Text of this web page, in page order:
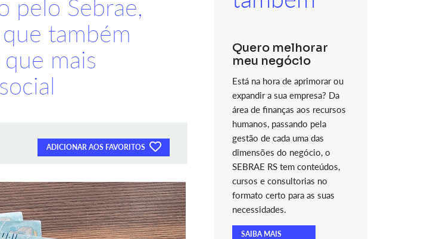
pelo Sebrae,
também
mais
ADICIONAR AOS FAVORITOS
Quero melhorar
meu negócio
Está na hora de aprimorar ou
expandir a sua empresa? Da
área de finanças aos recursos
humanos, passando pela
gestão de cada uma das
dimensões do negócio, o
SEBRAE RS tem conteúdos,
cursos e consultorias no
formato certo para as suas
necessidades.
SAIBA MAIS